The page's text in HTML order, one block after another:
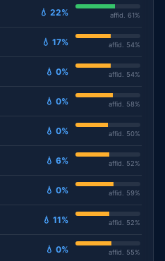
💧 22% affid. 61%
💧 17% affid. 54%
💧 0% affid. 54%
💧 0% affid. 58%
💧 0% affid. 50%
💧 6% affid. 52%
💧 0% affid. 59%
💧 11% affid. 52%
💧 0% affid. 55%